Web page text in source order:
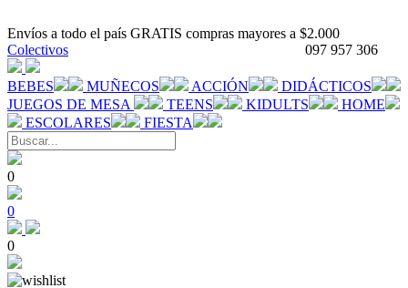
Envíos a todo el país GRATIS compras mayores a $2.000
097 957 306
Colectivos
BEBES MUÑECOS ACCIÓN
DIDÁCTICOS
JUEGOS DE MESA
TEENS KIDULTS
HOME
ESCOLARES
FIESTA
0
0
0